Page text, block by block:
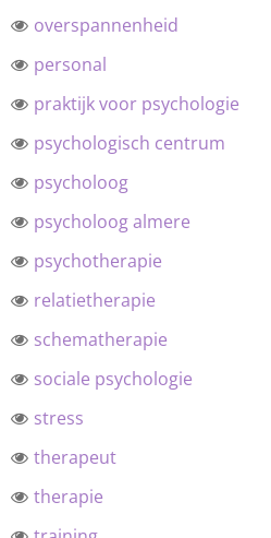
overspannenheid
personal
praktijk voor psychologie
psychologisch centrum
psycholoog
psycholoog almere
psychotherapie
relatietherapie
schematherapie
sociale psychologie
stress
therapeut
therapie